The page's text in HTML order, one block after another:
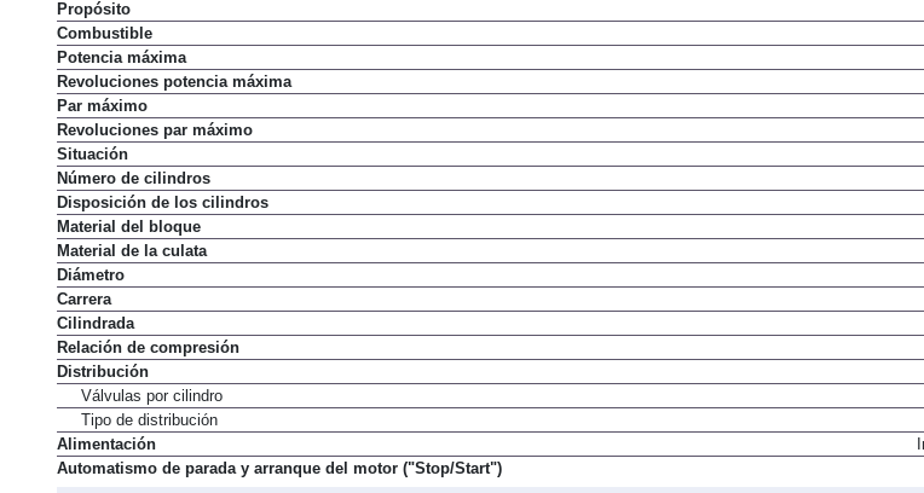
Propósito
Combustible
Potencia máxima
Revoluciones potencia máxima
Par máximo
Revoluciones par máximo
Situación
Número de cilindros
Disposición de los cilindros
Material del bloque
Material de la culata
Diámetro
Carrera
Cilindrada
Relación de compresión
Distribución
Válvulas por cilindro
Tipo de distribución
Alimentación